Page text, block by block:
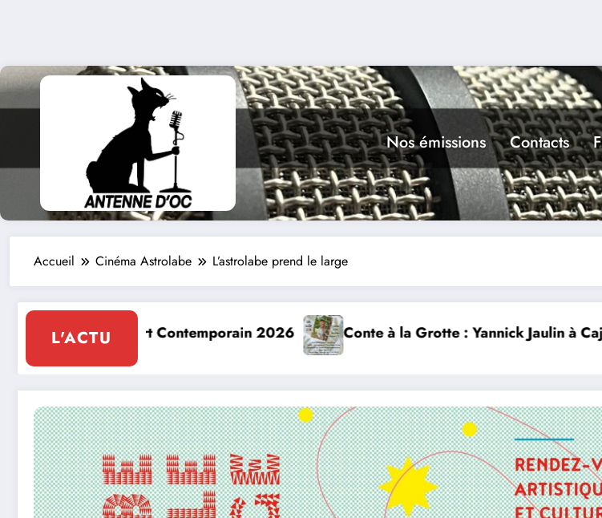
Nos émissions Contacts
Accueil Cinéma Astrolabe L’astrolabe prend le large
L'ACTU
Conte à la Grotte : Yannick Jaulin à Cajarc le 5 aoûtL’art dans la rue 9ième édition